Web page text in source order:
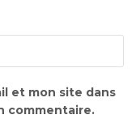
et mon site dans
commentaire.